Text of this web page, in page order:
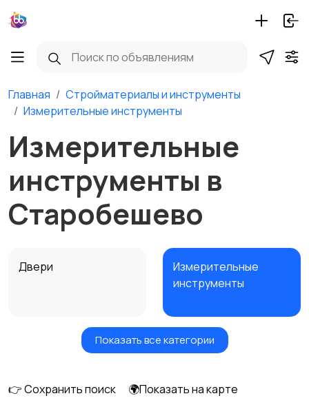
Главная
Стройматериалы и инструменты
Измерительные инструменты
Измерительные
инструменты в
Старобешево
Двери
Измерительные
инструменты
Отопление и
Показать все категории
👉 Сохранить поиск
🌍Показать на карте